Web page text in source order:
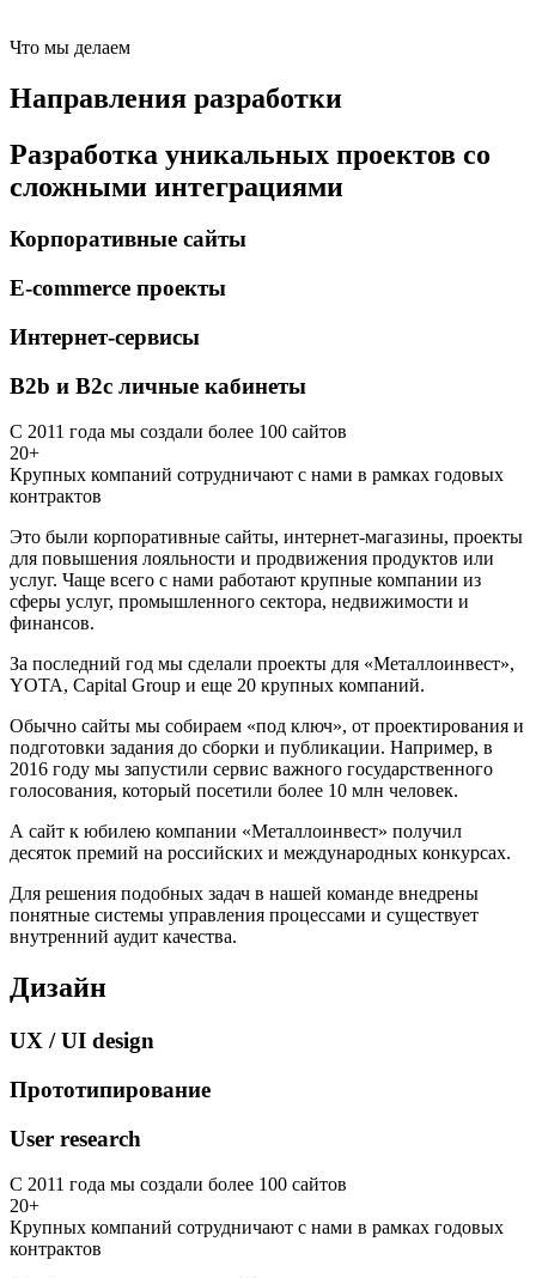
Что мы делаем
Направления разработки
Разработка уникальных проектов со
сложными интеграциями
Корпоративные сайты
E-commerce проекты
Интернет-сервисы
B2b и B2c личные кабинеты
С 2011 года мы создали более 100 сайтов
20+
Крупных компаний сотрудничают с нами в рамках годовых
контрактов
Это были корпоративные сайты, интернет-магазины, проекты
для повышения лояльности и продвижения продуктов или
услуг. Чаще всего с нами работают крупные компании из
сферы услуг, промышленного сектора, недвижимости и
финансов.
За последний год мы сделали проекты для «Металлоинвест»,
YOTA, Capital Group и еще 20 крупных компаний.
Обычно сайты мы собираем «под ключ», от проектирования и
подготовки задания до сборки и публикации. Например, в
2016 году мы запустили сервис важного государственного
голосования, который посетили более 10 млн человек.
А сайт к юбилею компании «Металлоинвест» получил
десяток премий на российских и международных конкурсах.
Для решения подобных задач в нашей команде внедрены
понятные системы управления процессами и существует
внутренний аудит качества.
Дизайн
UX / UI design
Прототипирование
User research
С 2011 года мы создали более 100 сайтов
20+
Крупных компаний сотрудничают с нами в рамках годовых
контрактов